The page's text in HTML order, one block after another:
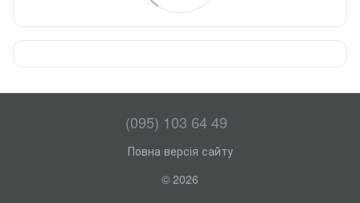
(095) 103 64 49
Повна версія сайту
© 2026